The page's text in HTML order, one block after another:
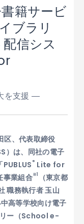
籍サービ
ブラリ
信シス
を支援 ―
区、代表取締役
）は、同社の電子
PUBLUS ® Lite for
事業組合※1
（東京都
職務執行者 玉山
高等学校向け電子
リー（School e-